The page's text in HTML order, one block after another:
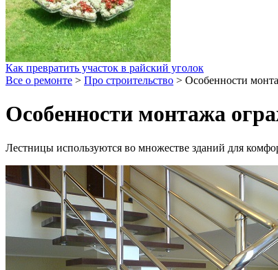
Как превратить участок в райский уголок
Все о ремонте > Про строительство > Особенности
Особенности монтажа
Лестницы используются во множестве зданий для